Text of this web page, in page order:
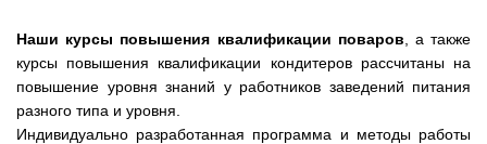
Наши курсы повышения квалификации поваров , а также
курсы повышения квалификации кондитеров рассчитаны на
повышение уровня знаний у работников заведений питания
разного типа и уровня.
Индивидуально разработанная программа и методы работы